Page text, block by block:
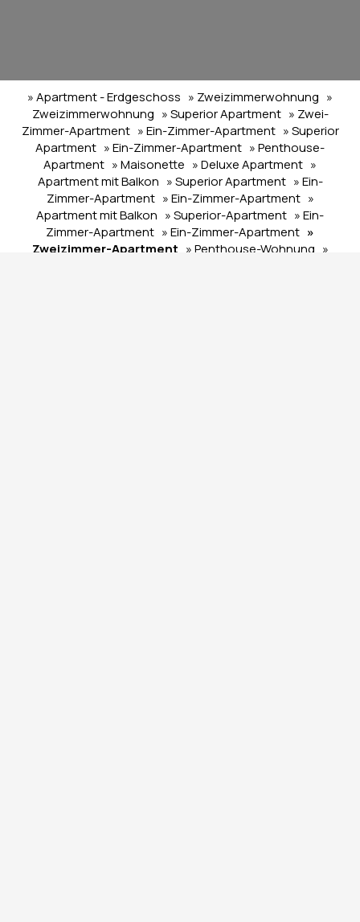
» Apartment - Erdgeschoss » Zweizimmerwohnung »
Zweizimmerwohnung » Superior Apartment » Zwei-
Zimmer-Apartment » Ein-Zimmer-Apartment » Superior
Apartment » Ein-Zimmer-Apartment » Penthouse-
Apartment » Maisonette » Deluxe Apartment »
Apartment mit Balkon » Superior Apartment » Ein-
Zimmer-Apartment » Ein-Zimmer-Apartment »
Apartment mit Balkon » Superior-Apartment » Ein-
Zimmer-Apartment » Ein-Zimmer-Apartment »
Zweizimmer-Apartment » Penthouse-Wohnung »